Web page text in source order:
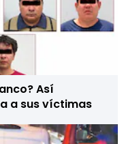
Así
a sus víctimas